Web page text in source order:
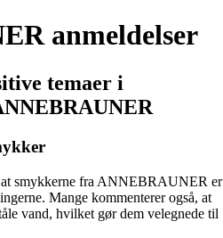
anmeldelser
temaer i
smykkerne fra ANNEBRAUNER er
Mange kommenterer også, at
vand, hvilket gør dem velegnede til